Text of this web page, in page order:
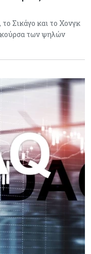
Σικάγο και το Χονγκ
κούρσα των ψηλών